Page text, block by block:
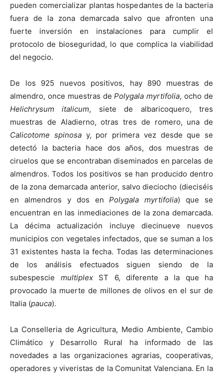
pueden comercializar plantas hospedantes de la bacteria
fuera de la zona demarcada salvo que afronten una
fuerte inversión en instalaciones para cumplir el
protocolo de bioseguridad, lo que complica la viabilidad
del negocio.
De los 925 nuevos positivos, hay 890 muestras de
almendro, once muestras dePolygala myrtifolia, ocho de
Helichrysum italicum, siete de albaricoquero, tres
muestras de Aladierno, otras tres de romero, una de
Calicotome spinosay, por primera vez desde que se
detectó la bacteria hace dos años, dos muestras de
ciruelos que se encontraban diseminados en parcelas de
almendros. Todos los positivos se han producido dentro
de la zona demarcada anterior, salvo dieciocho (dieciséis
en almendros y dos enPolygala myrtifolia) que se
encuentran en las inmediaciones de la zona demarcada.
La décima actualización incluye diecinueve nuevos
municipios con vegetales infectados, que se suman a los
31 existentes hasta la fecha. Todas las determinaciones
de los análisis efectuados siguen siendo de la
subespescie multiplexST 6, diferente a la que ha
provocado la muerte de millones de olivos en el sur de
Italia (pauca).
La Conselleria de Agricultura, Medio Ambiente, Cambio
Climático y Desarrollo Rural ha informado de las
novedades a las organizaciones agrarias, cooperativas,
operadores y viveristas de la Comunitat Valenciana. En la